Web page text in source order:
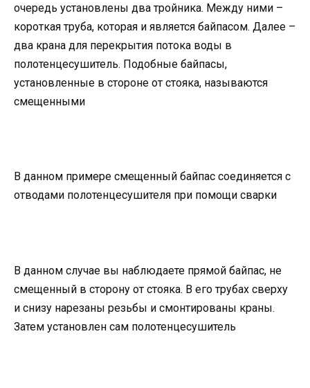
очередь установлены два тройника. Между ними –
короткая труба, которая и является байпасом. Далее –
два крана для перекрытия потока воды в
полотенцесушитель. Подобные байпасы,
установленные в стороне от стояка, называются
смещенными
В данном примере смещенный байпас соединяется с
отводами полотенцесушителя при помощи сварки
В данном случае вы наблюдаете прямой байпас, не
смещенный в сторону от стояка. В его трубах сверху
и снизу нарезаны резьбы и смонтированы краны.
Затем установлен сам полотенцесушитель